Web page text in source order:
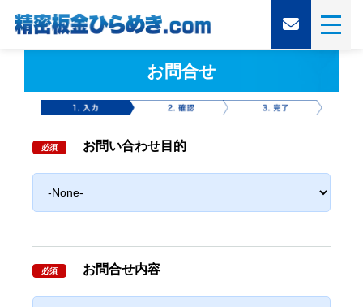
お問合せ
必須 お問い合わせ目的
必須 お問合せ内容